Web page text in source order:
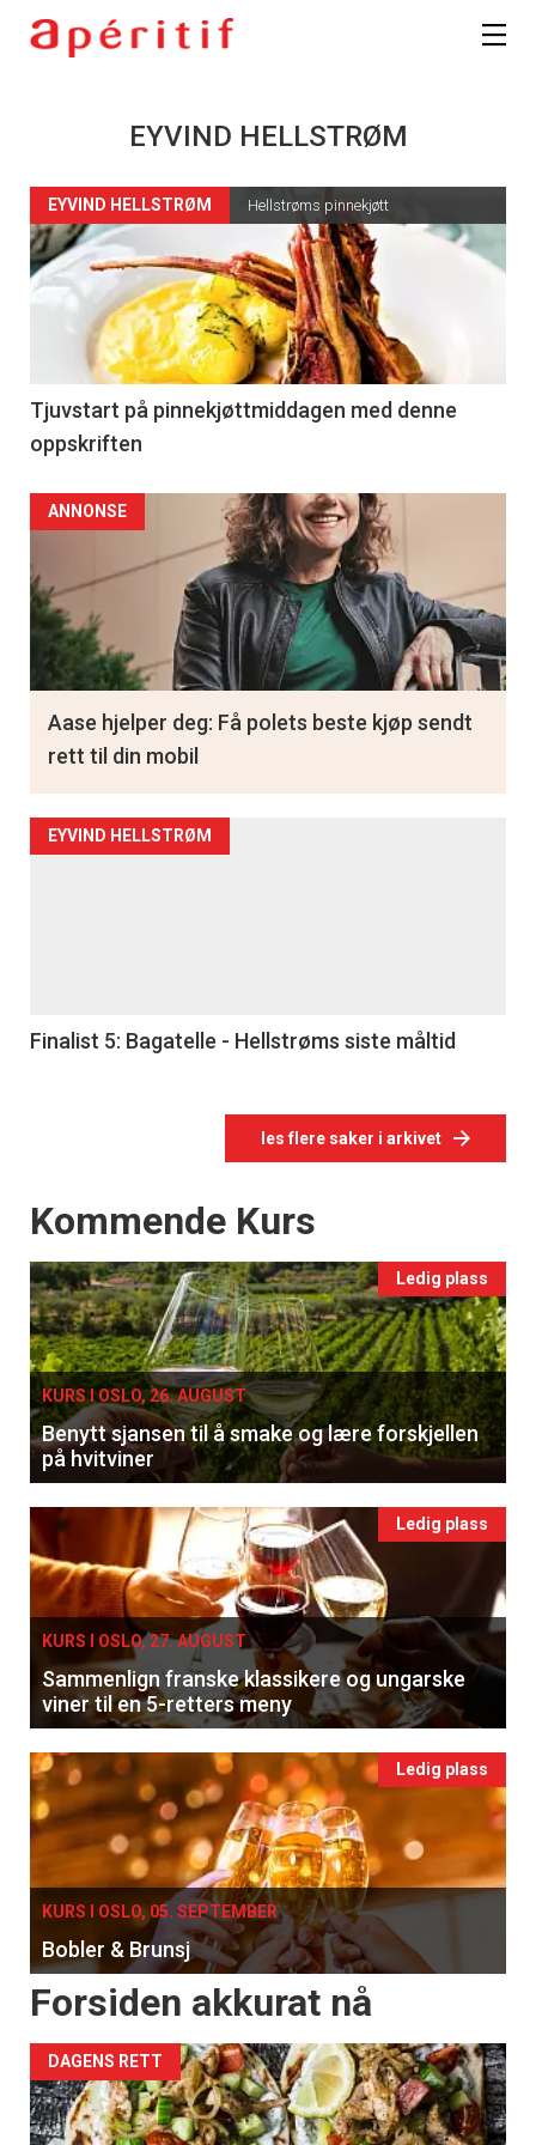
EYVIND HELLSTRØM
EYVIND HELLSTRØM Hellstrøms pinnekjøtt
Tjuvstart på pinnekjøttmiddagen med denne
oppskriften
EYVIND HELLSTRØM
Finalist 5: Bagatelle - Hellstrøms siste måltid
les flere saker i arkivet
ANNONSE
Aase hjelper deg: Få polets beste kjøp sendt
rett til din mobil
Events
Kommende Kurs
Ledig plass
KURS I OSLO, 26. AUGUST
Benytt sjansen til å smake og lære forskjellen
på hvitviner
Ledig plass
KURS I OSLO, 27. AUGUST
Sammenlign franske klassikere og ungarske
viner til en 5-retters meny
Ledig plass
KURS I OSLO, 05. SEPTEMBER
Bobler & Brunsj
Forsiden akkurat nå
DAGENS RETT